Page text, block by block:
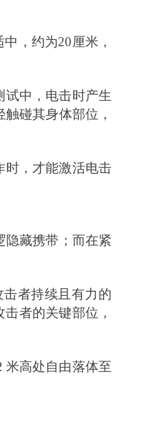
，约为20厘米，
中，电击时产生
触碰其身体部位，
时，才能激活电击
隐藏携带；而在紧
者持续且有力的
者的关键部位，
米高处自由落体至